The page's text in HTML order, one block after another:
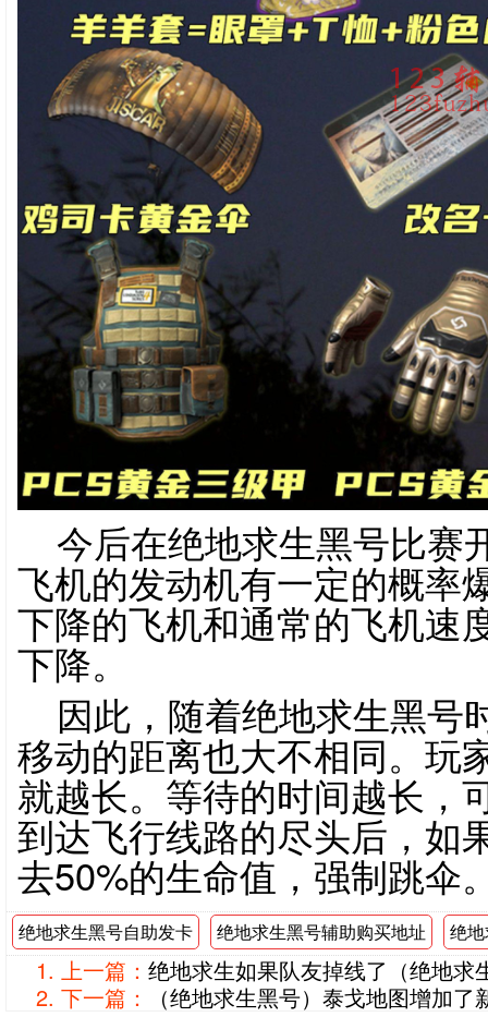
今后在绝地求生黑号比赛
飞机的发动机有一定的概率
下降的飞机和通常的飞机速
下降。
因此，随着绝地求生黑号
移动的距离也大不相同。玩
就越长。等待的时间越长，
到达飞行线路的尽头后，如
去50%的生命值，强制跳伞
绝地求生黑号自助发卡 绝地求生黑号辅助购买地址 绝
上一篇： 绝地求生如果队友掉线了（绝地求
下一篇：
（绝地求生黑号）泰戈地图增加